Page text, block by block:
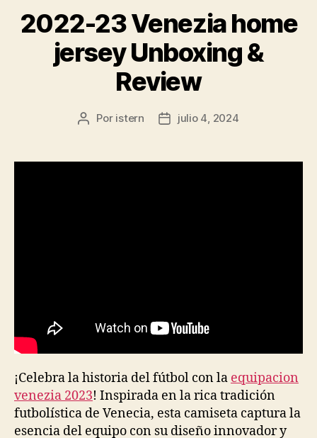
2022-23 Venezia home
jersey Unboxing &
Review
Autor
entrada
Por istern
Fecha
entrada
julio 4, 2024
¡Celebra la historia del fútbol con la equipacion
venezia 2023! Inspirada en la rica tradición
futbolística de Venecia, esta camiseta captura la
esencia del equipo con su diseño innovador y